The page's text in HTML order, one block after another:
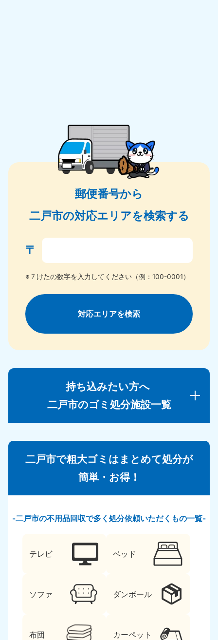
郵便番号から
二戸市の対応エリアを検索する
〒
※７けたの数字を入力してください（例：100-0001）
対応エリアを検索
持ち込みたい方へ
二戸市のゴミ処分施設一覧
二戸市で粗大ゴミはまとめて処分が
簡単・お得！
二戸市の不用品回収で多く処分依頼いただくもの一覧
テレビ ベッド
ソファ ダンボール
布団 カーペット